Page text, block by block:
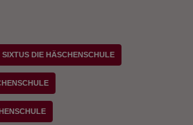
DIE HÄSCHENSCHULE